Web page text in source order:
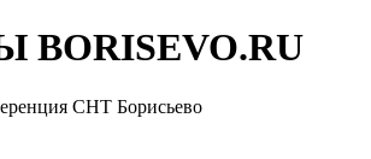
СНТ Борисьево